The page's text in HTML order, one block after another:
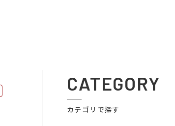
CATEGORY
カテゴリで探す